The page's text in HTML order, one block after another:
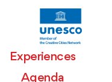
Experiences
Agenda